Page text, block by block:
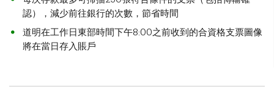
認），減少前往銀行的次數，節省時間
道明在工作日東部時間下午8:00之前收到的合資格支票圖像
將在當日存入賬戶